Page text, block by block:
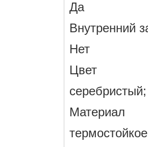
Да
Внутренний
Нет
Цвет
Материал